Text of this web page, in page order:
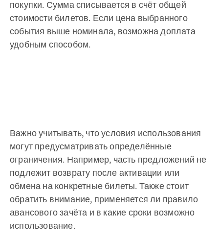
покупки. Сумма списывается в счёт общей
стоимости билетов. Если цена выбранного
события выше номинала, возможна доплата
удобным способом.
Важно учитывать, что условия использования
могут предусматривать определённые
ограничения. Например, часть предложений не
подлежит возврату после активации или
обмена на конкретные билеты. Также стоит
обратить внимание, применяется ли правило
авансового зачёта и в какие сроки возможно
использование.